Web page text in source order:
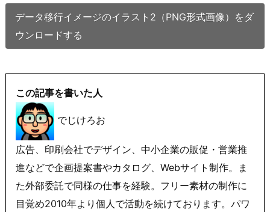
データ移行イメージのイラスト2（PNG形式画像）をダ
ウンロードする
この記事を書いた人
でじけろお
広告、印刷会社でデザイン、中小企業の販促・営業推
進などで企画提案書やカタログ、Webサイト制作。ま
た外部委託で同様の仕事を経験。フリー素材の制作に
目覚め2010年より個人で活動を続けております。パワ